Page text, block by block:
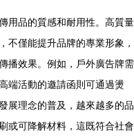
用品的質感和耐用性。高質量
不僅能提升品牌的專業形象，
播效果。例如，戶外廣告牌需
端活動的邀請函則可通過燙
展理念的普及，越來越多的品
或可降解材料，這既符合社會